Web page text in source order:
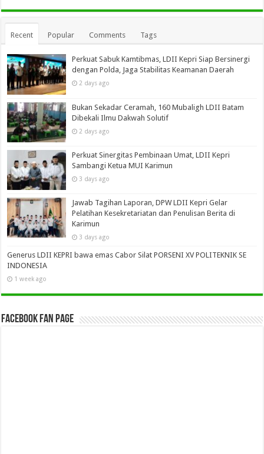
Recent Popular Comments Tags
Perkuat Sabuk Kamtibmas, LDII Kepri Siap Bersinergi
dengan Polda, Jaga Stabilitas Keamanan Daerah
2 days ago
Bukan Sekadar Ceramah, 160 Mubaligh LDII Batam
Dibekali Ilmu Dakwah Solutif
2 days ago
Perkuat Sinergitas Pembinaan Umat, LDII Kepri
Sambangi Ketua MUI Karimun
3 days ago
Jawab Tagihan Laporan, DPW LDII Kepri Gelar
Pelatihan Kesekretariatan dan Penulisan Berita di
Karimun
3 days ago
Generus LDII KEPRI bawa emas Cabor Silat PORSENI XV POLITEKNIK SE
INDONESIA
1 week ago
Facebook Fan Page